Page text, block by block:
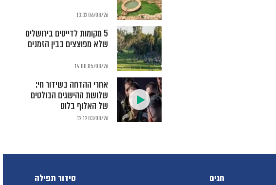
06/08/26 13:32
5 מקומות לדייטים בירושלים
שלא מפוצצים בבין הזמנים
05/08/26 14:00
אחרי ההדחה בשידור חי:
שלושת ההישגים הבולטים
של האלוף בלוט
03/08/26 12:12
חגים
סידור תפילה